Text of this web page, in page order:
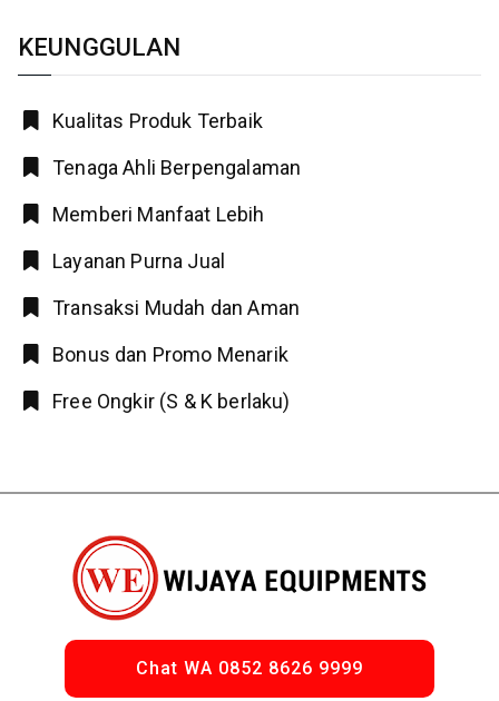
KEUNGGULAN
Kualitas Produk Terbaik
Tenaga Ahli Berpengalaman
Memberi Manfaat Lebih
Layanan Purna Jual
Transaksi Mudah dan Aman
Bonus dan Promo Menarik
Free Ongkir (S & K berlaku)
Chat WA 0852 8626 9999